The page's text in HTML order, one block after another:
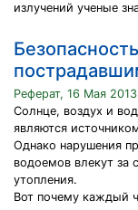
излучений ученые
Реферат, 16 Мая 2013
Солнце, воздух и
являются
Однако нарушения
водоемов влекут за
утопления.
Вот почему каждый